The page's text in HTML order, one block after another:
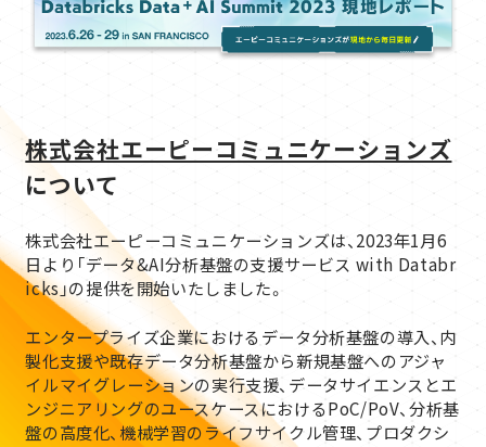
株式会社エーピーコミュニケーションズ
について
株式会社エーピーコミュニケーションズは、2023年1月6
日より「データ&AI分析基盤の支援サービス with Databr
icks」の提供を開始いたしました。
エンタープライズ企業におけるデータ分析基盤の導入、内
製化支援や既存データ分析基盤から新規基盤へのアジャ
イルマイグレーションの実行支援、データサイエンスとエ
ンジニアリングのユースケースにおけるPoC/PoV、分析基
盤の高度化、機械学習のライフサイクル管理、プロダクシ